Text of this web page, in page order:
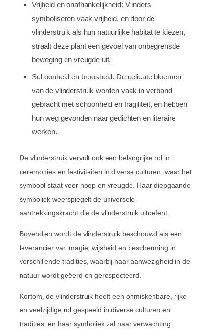
Vrijheid en onafhankelijkheid: Vlinders
symboliseren vaak vrijheid, en door de
vlinderstruik als hun natuurlijke habitat te kiezen,
straalt deze plant een gevoel van onbegrensde
beweging en vreugde uit.
Schoonheid en broosheid: De delicate bloemen
van de vlinderstruik worden vaak in verband
gebracht met schoonheid en fragiliteit, en hebben
hun weg gevonden naar gedichten en literaire
werken.
De vlinderstruik vervult ook een belangrijke rol in
ceremonies en festiviteiten in diverse culturen, waar het
symbool staat voor hoop en vreugde. Haar diepgaande
symboliek weerspiegelt de universele
aantrekkingskracht die de vlinderstruik uitoefent.
Bovendien wordt de vlinderstruik beschouwd als een
leverancier van magie, wijsheid en bescherming in
verschillende tradities, waarbij haar aanwezigheid in de
natuur wordt geëerd en gerespecteerd.
Kortom, de vlinderstruik heeft een onmiskenbare, rijke
en veelzijdige rol gespeeld in diverse culturen en
tradities, en haar symboliek zal naar verwachting